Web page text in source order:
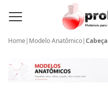
Home | Modelo Anatômico|Cabeça